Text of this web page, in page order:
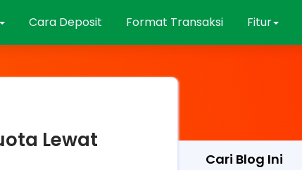
Cara Deposit Format Transaksi Fitur
Lewat
Cari Blog Ini